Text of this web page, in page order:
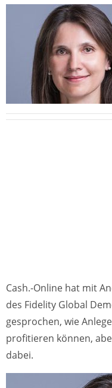
Cash.-Online hat mit
des Fidelity Global
gesprochen, wie
profitieren können,
dabei.